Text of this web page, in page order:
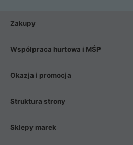
Zakupy
Współpraca hurtowa i MŚP
Okazja i promocja
Struktura strony
Sklepy marek